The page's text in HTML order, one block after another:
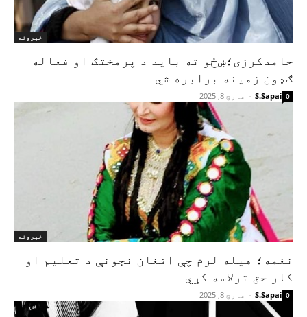
خبرونه
حامدکرزی؛ښځو ته باید د پرمختګ او فعاله
ګډون زمینه برابره شي
S.Sapai
- مارچ 8, 2025 0
خبرونه
نغمه؛ هیله لرم چې افغان نجونې د تعلیم او
کار حق ترلاسه کړي
S.Sapai
- مارچ 8, 2025 0